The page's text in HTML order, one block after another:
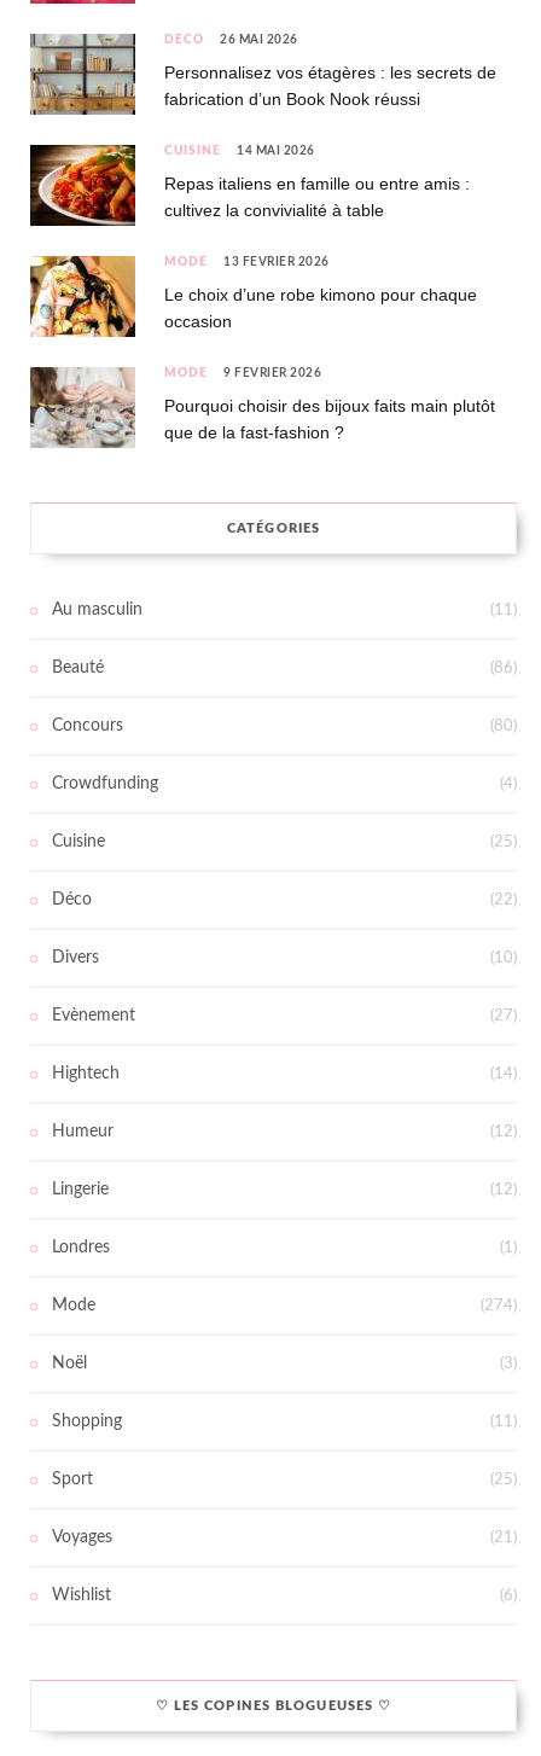
DÉCO 26 MAI 2026
Personnalisez vos étagères : les secrets de
fabrication d’un Book Nook réussi
CUISINE 14 MAI 2026
Repas italiens en famille ou entre amis :
cultivez la convivialité à table
MODE 13 FÉVRIER 2026
Le choix d’une robe kimono pour chaque
occasion
MODE 9 FÉVRIER 2026
Pourquoi choisir des bijoux faits main plutôt
que de la fast-fashion ?
CATÉGORIES
Au masculin (11)
Beauté (86)
Concours (80)
Crowdfunding (4)
Cuisine (25)
Déco (22)
Divers (10)
Evènement (27)
Hightech (14)
Humeur (12)
Lingerie (12)
Londres (1)
Mode (274)
Noël (3)
Shopping (11)
Sport (25)
Voyages (21)
Wishlist (6)
♡ LES COPINES BLOGUEUSES ♡